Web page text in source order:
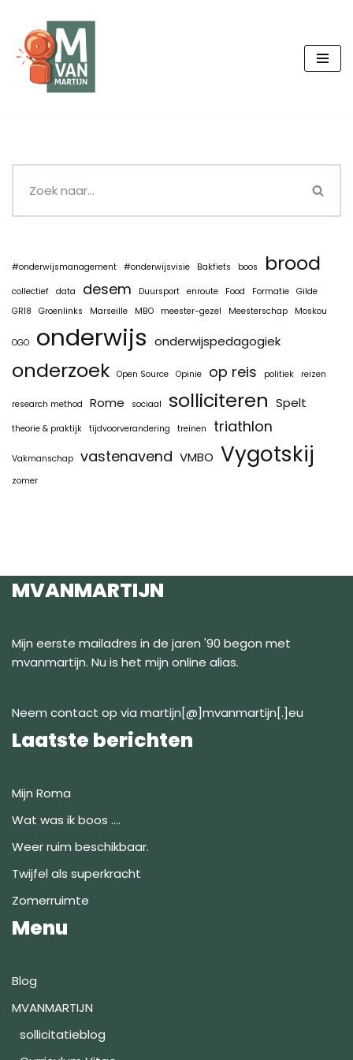
Ga
naar
#onderwijsmanagement #onderwijsvisie Bakfiets boos brood
collectief data desem Duursport enroute Food Formatie Gilde
GR18
Groenlinks Marseille MBO meester-gezel Meesterschap Moskou
OGO onderwijs onderwijspedagogiek
onderzoek Open Source Opinie op reis politiek reizen
research method Rome sociaal solliciteren Spelt
theorie & praktijk tijdvoorverandering treinen triathlon
Vakmanschap vastenavend VMBO Vygotskij
zomer
MVANMARTIJN
Mijn eerste mailadres in de jaren '90 begon met
mvanmartijn. Nu is het mijn online alias.
Neem contact op via martijn[@]mvanmartijn[.]eu
Laatste berichten
Mijn Roma
Wat was ik boos ….
Weer ruim beschikbaar.
Twijfel als superkracht
Zomerruimte
Menu
Blog
MVANMARTIJN
sollicitatieblog